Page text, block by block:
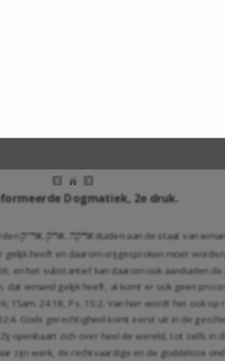
Dogmatiek, 2e druk.
qyda, qda, hqda duiden aan de staat van
heeft en daarom vrijgesproken moet worden,
; en het substantief kan daarom ook aanduiden
dat iemand gelijk heeft, al komt er ook geen
1Sam. 24:18 Ps. 15:2 . Van hier wordt het ook
. Gods gerechtigheid komt eerst uit in de
openbaart zich over heel de wereld, tot zelfs in
zijn werk, de rechtvaardige en de goddeloze